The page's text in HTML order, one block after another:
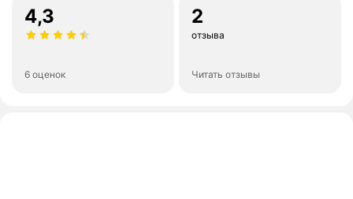
4,3
6 оценок
2
отзыва
Читать отзывы